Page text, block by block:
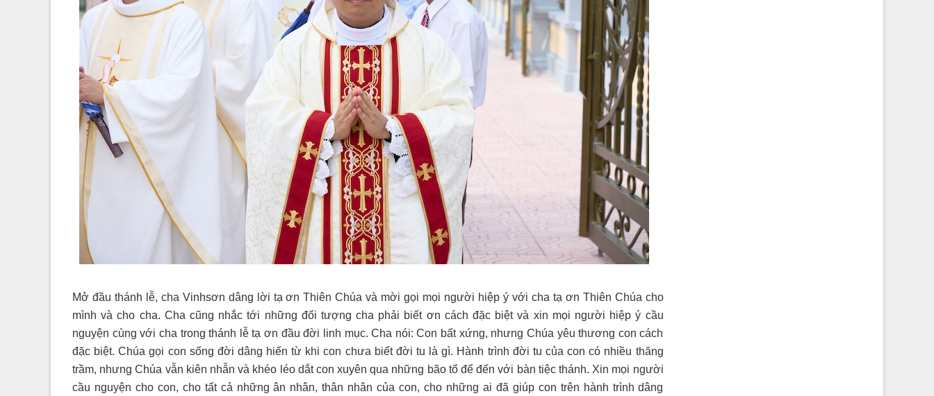
Mở đầu thánh lễ, cha Vinhsơn dâng lời tạ ơn Thiên Chúa và mời gọi mọi người hiệp ý với cha tạ ơn Thiên Chúa cho
mình và cho cha. Cha cũng nhắc tới những đối tượng cha phải biết ơn cách đặc biệt và xin mọi người hiệp ý cầu
nguyện cùng với cha trong thánh lễ tạ ơn đầu đời linh mục. Cha nói: Con bất xứng, nhưng Chúa yêu thương con cách
đặc biệt. Chúa gọi con sống đời dâng hiến từ khi con chưa biết đời tu là gì. Hành trình đời tu của con có nhiều thăng
trầm, nhưng Chúa vẫn kiên nhẫn và khéo léo dắt con xuyên qua những bão tố để đến với bàn tiệc thánh. Xin mọi người
cầu nguyện cho con, cho tất cả những ân nhân, thân nhân của con, cho những ai đã giúp con trên hành trình dâng